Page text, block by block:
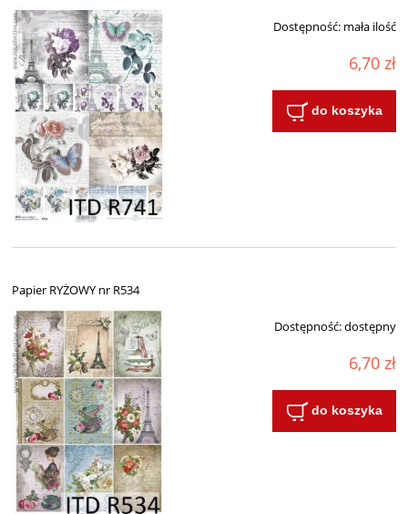
Dostępność: mała ilość
6,70 zł
do koszyka
Papier RYŻOWY nr R534
Dostępność:dostępny
6,70 zł
do koszyka